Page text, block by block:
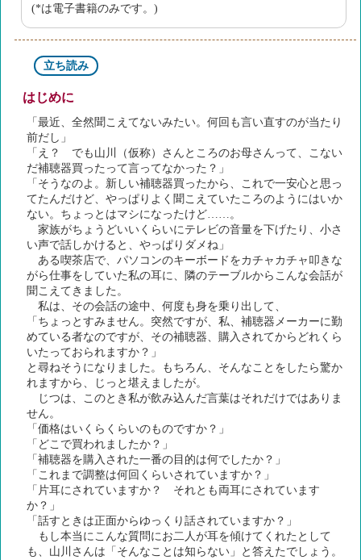
(*は電子書籍のみです。)
立ち読み
はじめに
「最近、全然聞こえてないみたい。何回も言い直すのが当たり
前だし」
「え？ でも山川（仮称）さんところのお母さんって、こない
だ補聴器買ったって言ってなかった？」
「そうなのよ。新しい補聴器買ったから、これで一安心と思っ
てたんだけど、やっぱりよく聞こえていたころのようにはいか
ない。ちょっとはマシになったけど……。
家族がちょうどいいくらいにテレビの音量を下げたり、小さ
い声で話しかけると、やっぱりダメね」
ある喫茶店で、パソコンのキーボードをカチャカチャ叩きな
がら仕事をしていた私の耳に、隣のテーブルからこんな会話が
聞こえてきました。
私は、その会話の途中、何度も身を乗り出して、
「ちょっとすみません。突然ですが、私、補聴器メーカーに勤
めている者なのですが、その補聴器、購入されてからどれくら
いたっておられますか？」
と尋ねそうになりました。もちろん、そんなことをしたら驚か
れますから、じっと堪えましたが。
じつは、このとき私が飲み込んだ言葉はそれだけではありま
せん。
「価格はいくらくらいのものですか？」
「どこで買われましたか？」
「補聴器を購入された一番の目的は何でしたか？」
「これまで調整は何回くらいされていますか？」
「片耳にされていますか？ それとも両耳にされています
か？」
「話すときは正面からゆっくり話されていますか？」
もし本当にこんな質問にお二人が耳を傾けてくれたとして
も、山川さんは「そんなことは知らない」と答えたでしょう。